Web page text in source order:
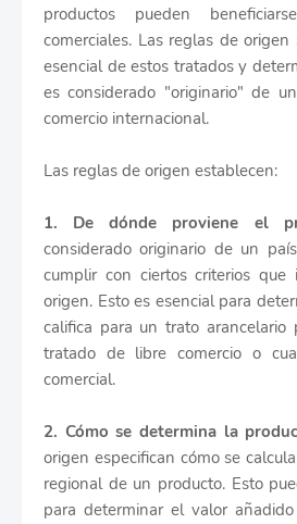
productos pueden
comerciales. Las reglas de
esencial de estos tratados y
es considerado "originario" de
comercio internacional.
Las reglas de origen establecen:
1. De dónde proviene el
considerado originario de un
cumplir con ciertos criterios
origen. Esto es esencial para
califica para un trato arancelario
tratado de libre comercio o
comercial.
2. Cómo se determina la
origen especifican cómo se
regional de un producto. Esto
para determinar el valor